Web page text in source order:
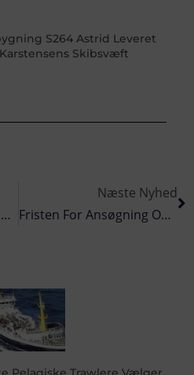
S264 Astrid Leveret
Skibsvæft
Industrifartøjer Kan Byde Ind På Et Tobis-Mærkningsprojekt
Næste Nyhed
Fristen For Ansøgning Om Lånefisk Er Forlænget Endnu En Gang